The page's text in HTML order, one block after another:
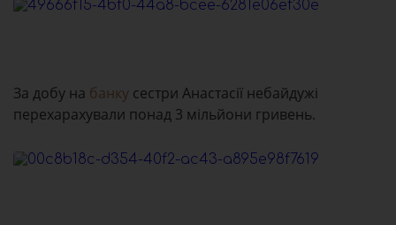
За добу на банку сестри Анастасії небайдужі
перехарахували понад 3 мільйони гривень.